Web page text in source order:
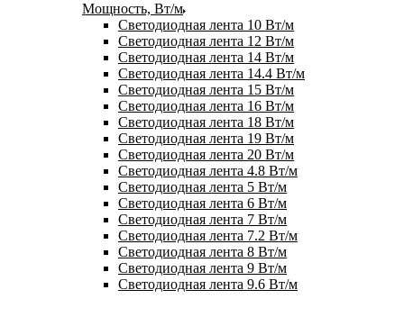
Мощность, Вт/м
Светодиодная лента 10 Вт/м
Светодиодная лента 12 Вт/м
Светодиодная лента 14 Вт/м
Светодиодная лента 14.4 Вт/м
Светодиодная лента 15 Вт/м
Светодиодная лента 16 Вт/м
Светодиодная лента 18 Вт/м
Светодиодная лента 19 Вт/м
Светодиодная лента 20 Вт/м
Светодиодная лента 4.8 Вт/м
Светодиодная лента 5 Вт/м
Светодиодная лента 6 Вт/м
Светодиодная лента 7 Вт/м
Светодиодная лента 7.2 Вт/м
Светодиодная лента 8 Вт/м
Светодиодная лента 9 Вт/м
Светодиодная лента 9.6 Вт/м